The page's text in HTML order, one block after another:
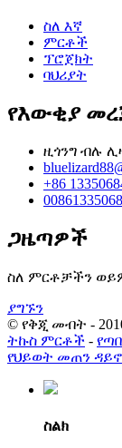
ስለ እኛ
ምርቶች
ፕሮጀክት
ባህሪያት
የእውቂያ
ዚጎንግ ብሉ
+86
ጋዜጣዎች
ስለ ምርቶቻችን
ያግኙን
© የቅጂ መብት -
ትኩስ ምርቶች -
የህይወት መጠን
ስልክ